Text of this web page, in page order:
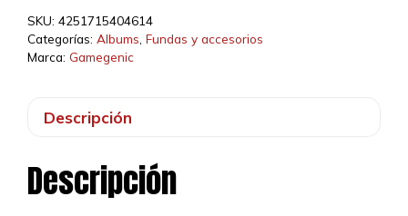
SKU: 4251715404614
Categorías: Albums Fundas y accesorios
Marca: Gamegenic
Descripción
Descripción